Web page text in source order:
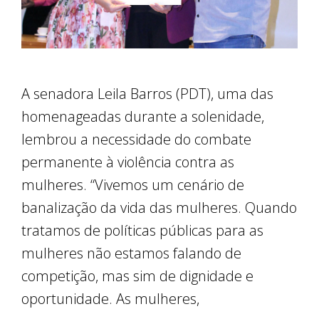
A senadora Leila Barros (PDT), uma das
homenageadas durante a solenidade,
lembrou a necessidade do combate
permanente à violência contra as
mulheres. “Vivemos um cenário de
banalização da vida das mulheres. Quando
tratamos de políticas públicas para as
mulheres não estamos falando de
competição, mas sim de dignidade e
oportunidade. As mulheres,